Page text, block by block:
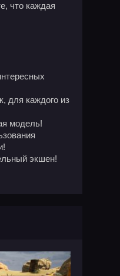
что каждая
для каждого из
модель!
экшен!